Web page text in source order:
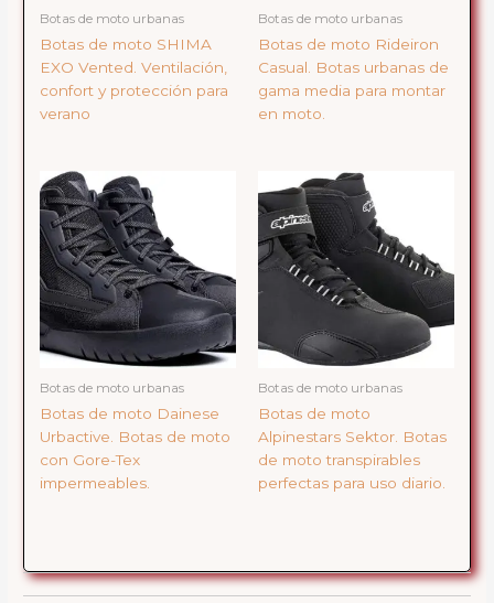
Botas de moto urbanas
Botas de moto SHIMA
EXO Vented. Ventilación,
confort y protección para
verano
Botas de moto urbanas
Botas de moto Rideiron
Casual. Botas urbanas de
gama media para montar
en moto.
Botas de moto urbanas
Botas de moto Dainese
Urbactive. Botas de moto
con Gore-Tex
impermeables.
Botas de moto urbanas
Botas de moto
Alpinestars Sektor. Botas
de moto transpirables
perfectas para uso diario.